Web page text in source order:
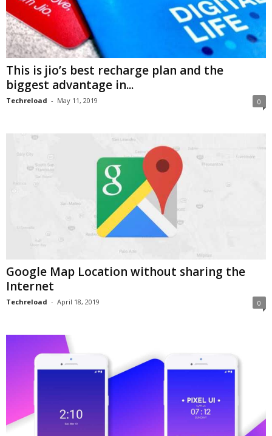
This is jio’s best recharge plan and the
biggest advantage in...
Techreload - May 11, 2019 0
Google Map Location without sharing the
Internet
Techreload - April 18, 2019 0